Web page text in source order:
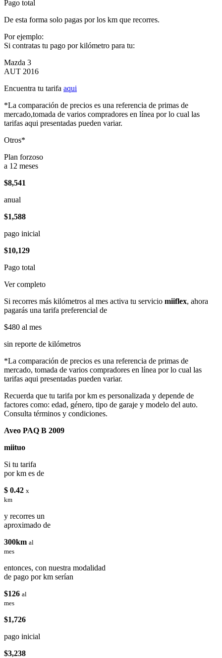
Pago total
De esta forma solo pagas por los km que recorres.
Por ejemplo:
Si contratas tu pago por kilómetro para tu:
Mazda 3
AUT 2016
Encuentra tu tarifa aqui
*La comparación de precios es una referencia de primas de
mercado,tomada de varios compradores en línea por lo cual las
tarifas aqui presentadas pueden variar.
Otros*
Plan forzoso
a 12 meses
$8,541
anual
$1,588
pago inicial
$10,129
Pago total
Ver completo
Si recorres más kilómetros al mes activa tu servicio miiflex, ahora
pagarás una tarifa preferencial de
$480 al mes
sin reporte de kilómetros
*La comparación de precios es una referencia de primas de
mercado, tomada de varios compradores en línea por lo cual las
tarifas aqui presentadas pueden variar.
Recuerda que tu tarifa por km es personalizada y depende de
factores como: edad, género, tipo de garaje y modelo del auto.
Consulta términos y condiciones.
Aveo PAQ B 2009
miituo
Si tu tarifa
por km es de
$ 0.42 x
km
y recorres un
aproximado de
300km al
mes
entonces, con nuestra modalidad
de pago por km serían
$126 al
mes
$1,726
pago inicial
$3,238